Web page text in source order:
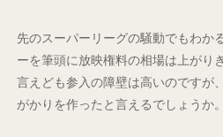
先のスーパーリーグの騒動でもわか
ーを筆頭に放映権料の相場は上がり
言えども参入の障壁は高いのですが
がかりを作ったと言えるでしょうか。